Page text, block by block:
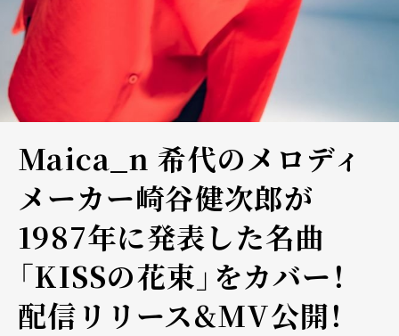
Maica_n 希代のメロディ
メーカー崎谷健次郎が
1987年に発表した名曲
「KISSの花束」をカバー！
配信リリース&MV公開！